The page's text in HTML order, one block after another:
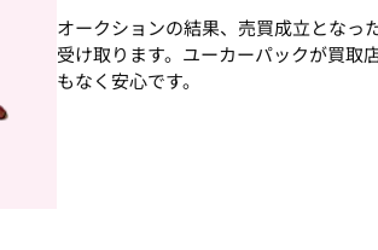
オークションの結果、売買成立となっ
受け取ります。ユーカーパックが買取
もなく安心です。